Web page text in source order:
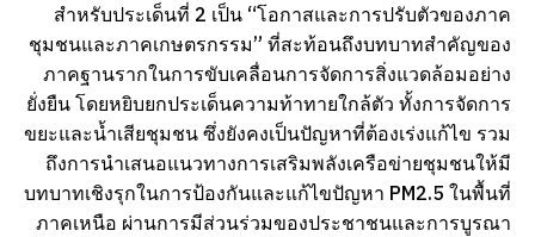
สำหรับประเด็นที่ 2 เป็น “โอกาสและการปรับตัวของภาค
ชุมชนและภาคเกษตรกรรม” ที่สะท้อนถึงบทบาทสำคัญของ
ภาคฐานรากในการขับเคลื่อนการจัดการสิ่งแวดล้อมอย่าง
ยั่งยืน โดยหยิบยกประเด็นความท้าทายใกล้ตัว ทั้งการจัดการ
ขยะและน้ำเสียชุมชน ซึ่งยังคงเป็นปัญหาที่ต้องเร่งแก้ไข รวม
ถึงการนำเสนอแนวทางการเสริมพลังเครือข่ายชุมชนให้มี
บทบาทเชิงรุกในการป้องกันและแก้ไขปัญหา PM2.5 ในพื้นที่
ภาคเหนือ ผ่านการมีส่วนร่วมของประชาชนและการบูรณา